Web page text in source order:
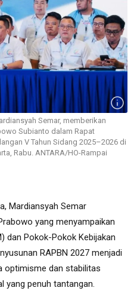
Semar, memberikan
Subianto dalam Rapat
V Tahun Sidang 2025–2026 di
Rabu. ANTARA/HO-Rampai
Mardiansyah Semar
yang menyampaikan
dan Pokok-Pokok Kebijakan
RAPBN 2027 menjadi
optimisme dan stabilitas
yang penuh tantangan.